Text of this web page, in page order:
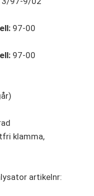
97-00
97-00
klamma,
artikelnr: